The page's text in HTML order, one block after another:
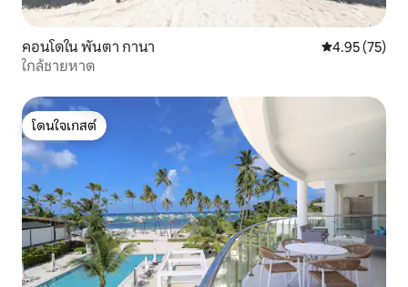
คอนโดใน พันตา กานา คะแนนเฉลี่ย
4.95 (75)
ใกล้ชายหาด
โดนใจเกสต์
โดนใจเกสต์